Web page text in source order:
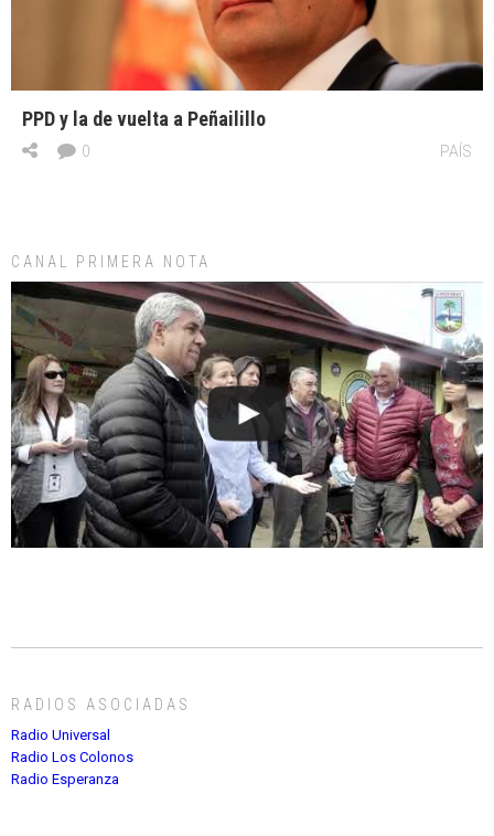
PPD y la de vuelta a Peñailillo
PAÍS
0
CANAL PRIMERA NOTA
RADIOS ASOCIADAS
Radio Universal
Radio Los Colonos
Radio Esperanza